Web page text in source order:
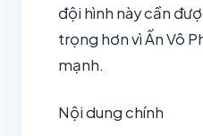
đội hình này cần
trọng hơn vì Ấn Vô
mạnh.
Nội dung chính